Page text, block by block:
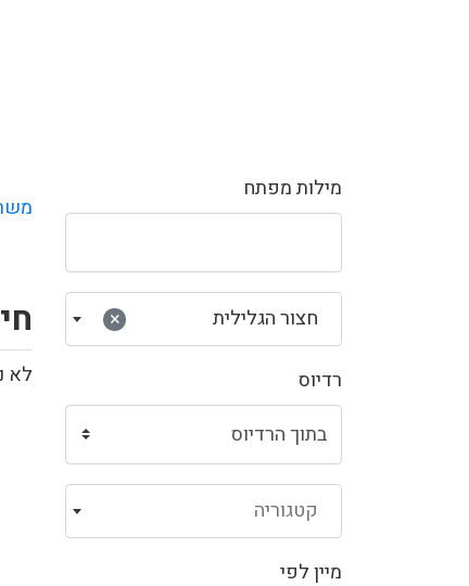
מילות מפתח
× חצור הגלילית
רדיוס
קטגוריה
מיין לפי
לא